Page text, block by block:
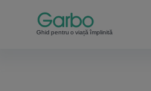
Ghid pentru o viață împlinită